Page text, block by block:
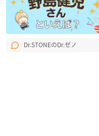
Dr.STONEのDr.ゼノ